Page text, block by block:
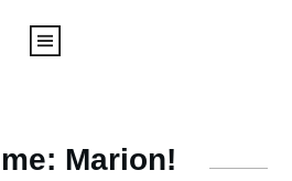
Marion!